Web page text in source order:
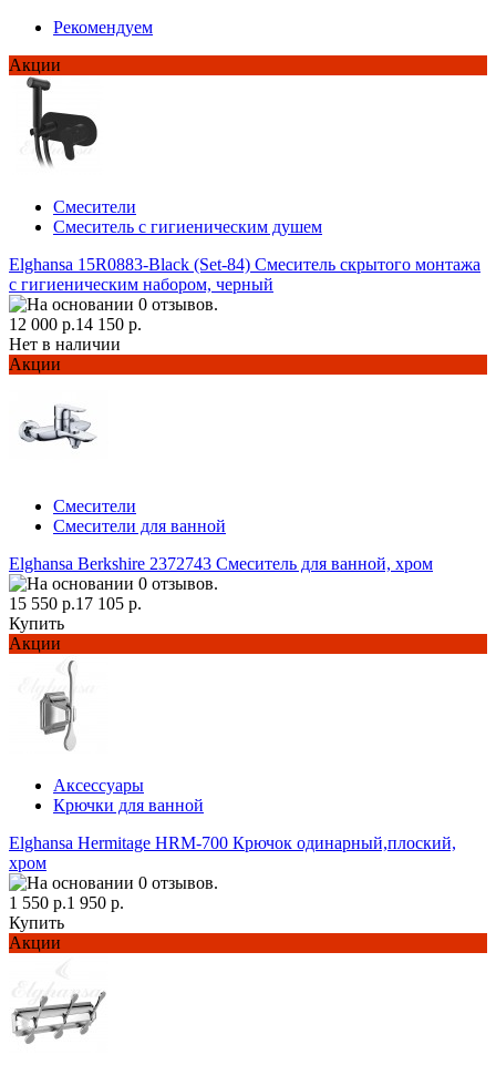
Рекомендуем
Акции
Смесители
Смеситель с гигиеническим душем
Elghansa 15R0883-Black (Set-84) Смеситель скрытого монтажа
с гигиеническим набором, черный
12 000 р.14 150 р.
Нет в наличии
Акции
Смесители
Смесители для ванной
Elghansa Berkshire 2372743 Смеситель для ванной, хром
15 550 р.17 105 р.
Купить
Акции
Аксессуары
Крючки для ванной
Elghansa Hermitage HRM-700 Крючок одинарный,плоский,
хром
1 550 р.1 950 р.
Купить
Акции